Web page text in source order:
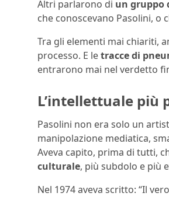
Altri parlarono di un gruppo
che conoscevano Pasolini, o
Tra gli elementi mai chiariti,
processo. E letracce di
entrarono mai nel verdetto
L’intellettuale più
Pasolini non era solo un
manipolazione mediatica,
Aveva capito, prima di tutti,
culturale, più subdolo e più
Nel 1974 aveva scritto: “Il